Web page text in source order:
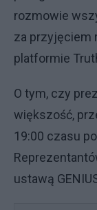
rozmowie
za przyjęciem
platformie
O tym, czy
większość,
19:00 czasu
ustawą